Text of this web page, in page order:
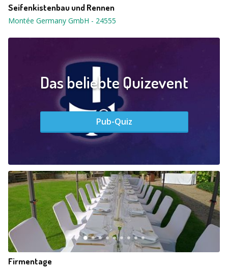
Seifenkistenbau und Rennen
Montée Germany GmbH - 24555
Das beliebte Quizevent
Pub-Quiz
Firmentage